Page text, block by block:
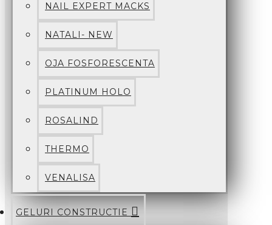
NAIL EXPERT MACKS
NATALI- NEW
OJA FOSFORESCENTA
PLATINUM HOLO
ROSALIND
THERMO
VENALISA
GELURI CONSTRUCTIE